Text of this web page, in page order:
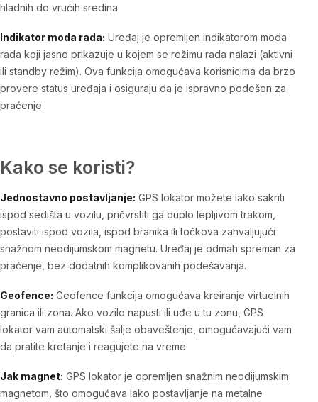
hladnih do vrućih sredina.
Indikator moda rada: Uređaj je opremljen indikatorom moda
rada koji jasno prikazuje u kojem se režimu rada nalazi (aktivni
ili standby režim). Ova funkcija omogućava korisnicima da brzo
provere status uređaja i osiguraju da je ispravno podešen za
praćenje.
Kako se koristi?
Jednostavno postavljanje: GPS lokator možete lako sakriti
ispod sedišta u vozilu, pričvrstiti ga duplo lepljivom trakom,
postaviti ispod vozila, ispod branika ili točkova zahvaljujući
snažnom neodijumskom magnetu. Uređaj je odmah spreman za
praćenje, bez dodatnih komplikovanih podešavanja.
Geofence: Geofence funkcija omogućava kreiranje virtuelnih
granica ili zona. Ako vozilo napusti ili uđe u tu zonu, GPS
lokator vam automatski šalje obaveštenje, omogućavajući vam
da pratite kretanje i reagujete na vreme.
Jak magnet: GPS lokator je opremljen snažnim neodijumskim
magnetom, što omogućava lako postavljanje na metalne